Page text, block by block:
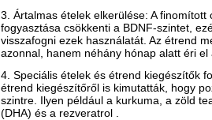
3. Ártalmas ételek elkerülése: A
fogyasztása csökkenti a BDNF-szintet,
visszafogni ezek használatát. Az étrend
azonnal, hanem néhány hónap alatt éri el
4. Speciális ételek és étrend kiegészítők
étrend kiegészítőről is kimutatták, hogy
szintre. Ilyen például a kurkuma, a zöld
(DHA) és a rezveratrol .